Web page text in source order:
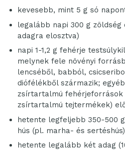
kevesebb, mint 5 g só
legalább napi 300 g zöldség
adagra elosztva)
napi 1-1,2 g fehérje
melynek fele növényi
lencséből, babból,
diófélékből származik;
zsírtartalmú fehérjeforrások
zsírtartalmú tejtermékek)
hetente legfeljebb 350-500
hús (pl. marha- és
hetente legalább két adag